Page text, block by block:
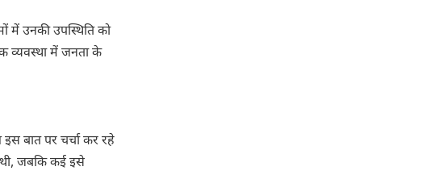
में उनकी उपस्थिति को
व्यवस्था में जनता के
बात पर चर्चा कर रहे
जबकि कई इसे